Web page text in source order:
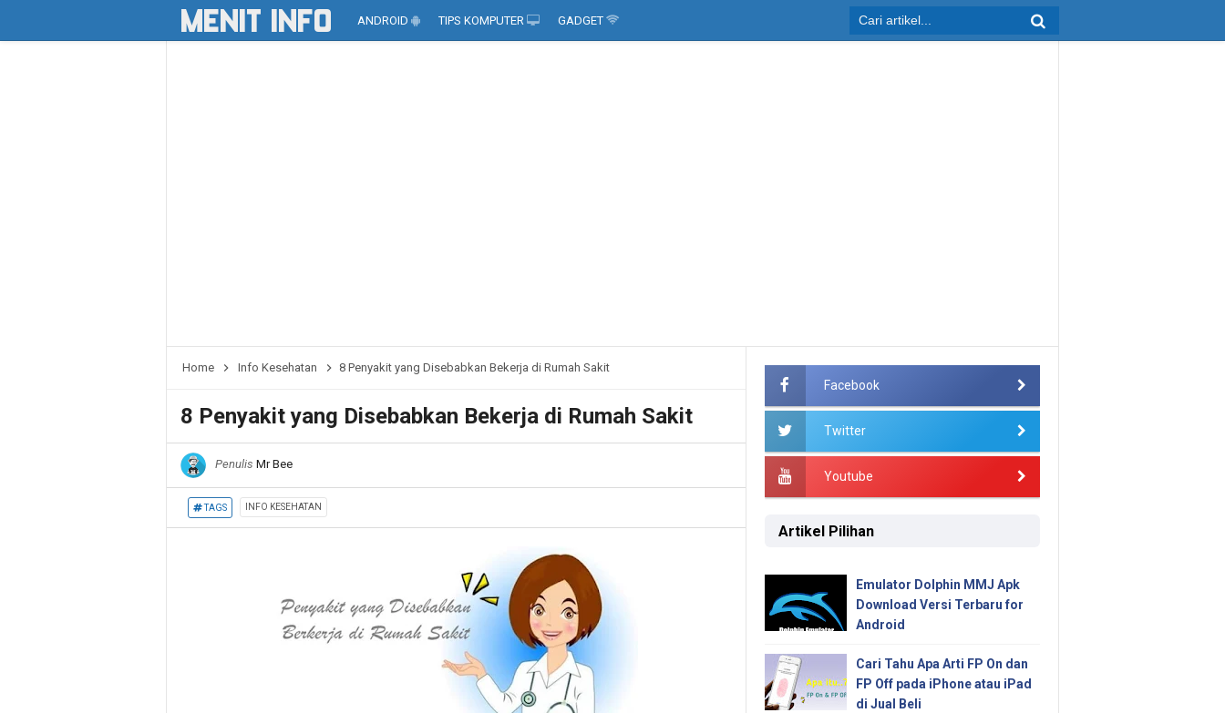
ANDROID TIPS KOMPUTER GADGET
Home Info Kesehatan 8 Penyakit yang Disebabkan Bekerja di Rumah Sakit
8 Penyakit yang Disebabkan Bekerja di Rumah Sakit
Penulis Mr Bee
TAGS INFO KESEHATAN
Facebook
Twitter
Youtube
Artikel Pilihan
Emulator Dolphin MMJ Apk
Download Versi Terbaru for
Android
Cari Tahu Apa Arti FP On dan
FP Off pada iPhone atau iPad
di Jual Beli